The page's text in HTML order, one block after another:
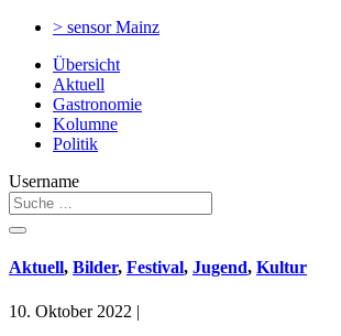
> sensorMainz
Übersicht
Aktuell
Gastronomie
Kolumne
Politik
Username
Aktuell, Bilder, Festival, Jugend, Kultur
10. Oktober 2022 |